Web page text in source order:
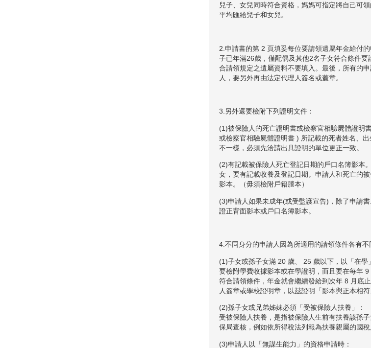
兒子、女兒同時符合資格，媽媽可指定將自己可
平均匯給兒子和女兒。
2.申請書的第 2 頁填妥每位要請領遺屬年金給付
子已年滿26歲，僅配偶及其他2名子女符合條件
合請領規定之遺屬資料不要填入。最後，所有的
人，要另外再由法定代理人簽名或蓋章。
3.另外還要檢附下列證明文件：
(1)被保險人的死亡證明書或檢察官相驗屍體證明
或檢察官相驗屍體證明書 ) 所記載的死者姓名、
不一樣，必須先洽請出具證明的單位更正一致。
(2)有記載被保險人死亡登記日期的戶口名簿影本
女，要有記載收養及登記日期。申請人和死亡的
影本。（毋須檢附戶籍謄本）
(3)申請人如果未成年(或受監護宣告)，除了申請
證正背面影本或戶口名簿影本。
4.不同身分的申請人因為所適用的請領條件各有
(1)子女或孫子女滿 20 歲、 25 歲以下，以「在學
要檢附學費收據影本或在學證明，而且要在每年
符合請領條件，年金就會繼續發給到次年 8 月底
人簽章或學校證明章，以玆證明「影本與正本相符
(2)孫子女或兄弟姊妹必須「受被保險人扶養」：
受被保險人扶養，是指被保險人生前有扶養該孫
保局查核，例如依所得稅法列報為扶養親屬的國稅
(3)申請人以「無謀生能力」的資格申請時：